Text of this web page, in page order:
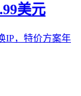
美元
IP，特价方案年